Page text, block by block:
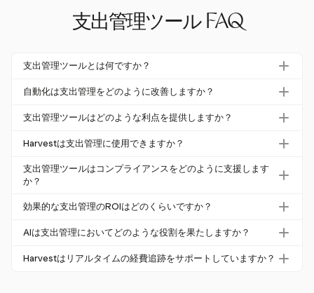
支出管理ツール FAQ
支出管理ツールとは何ですか？
支出管理ツールは、組織が支出を追跡、管理、最適化する
費報告、予算分析などのプロセスを自動化し、財務効率と
自動化は支出管理をどのように改善しますか？
支出管理における自動化は手動プロセスを減少させ、最大
を迅速化し、手動データ入力に関連するエラーを減少させ
支出管理ツールはどのような利点を提供しますか？
支出管理ツールは、支出の可視性を向上させ、コンプライ
フォーマンスの企業は、効果的な支出管理の実践を使用し
て総支出を最大5.8%削減できます。
Harvestは支出管理に使用できますか？
Harvestは基本的な経費追跡が必要な中小企業に最適で
す。完全な支出管理機能は提供していませんが、プロジェ
ルを提供します。
支出管理ツールはコンプライアンスをどのように支援します
か？
これらのツールは詳細な監査証跡を提供し、すべての支出
し、非遵守のリスクを減少させ、財務監視を強化します。
効果的な支出管理のROIはどのくらいですか？
効果的な支出管理は10:1の投資収益率を提供でき、これに
ドルの節約につながる可能性があります。
AIは支出管理においてどのような役割を果たしますか？
AIは支出管理を強化し、分析や支出パターンの予測を自動
Harvestはリアルタイムの経費追跡をサポートしていますか？